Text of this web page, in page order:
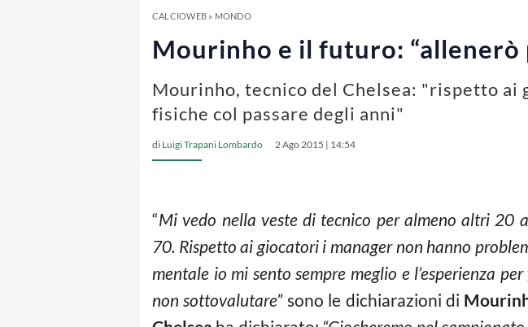
CALCIOWEB» MONDO
Mourinho e il futuro: “allenerò
Mourinho, tecnico del Chelsea: "rispetto ai
fisiche col passare degli anni"
di Luigi Trapani Lombardo 2 Ago 2015 | 14:54
“Mi vedo nella veste di tecnico per almeno altri 20
70. Rispetto ai giocatori i manager non hanno
mentale io mi sento sempre meglio e l’esperienza
non sottovalutare”sono le dichiarazioni di